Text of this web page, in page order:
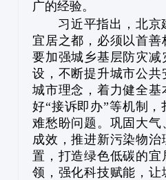
广的经验。
习近平指出，北
宜居之都，必须以首善
要加强城乡基层防灾
设，不断提升城市公
城市理念，着力健全基
好“接诉即办”等机制
难愁盼问题。巩固大
成效，推进新污染物
置，打造绿色低碳的宜
领，强化科技赋能，让